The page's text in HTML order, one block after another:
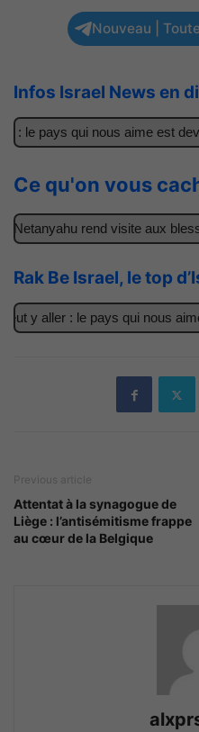
Nouveau |
Infos Israel News en
pays qui nous aime est
Ce qu'on vous
rend visite aux blessés
Rak Be Israel, le top
y aller : le pays qui nous aime
Previous article
Attentat à la synagogue de
Liège : l’antisémitisme frappe
au cœur de la Belgique